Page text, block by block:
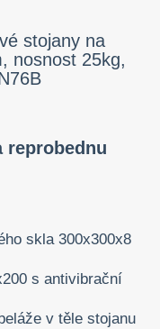
reprobednu
skla 300x300x8
s antivibrační
v těle stojanu